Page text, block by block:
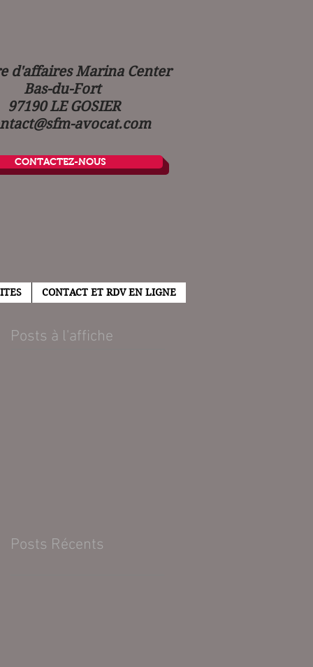
d'affaires Marina Center
Bas-du-Fort
97190 LE GOSIER
avocat.com
CONTACTEZ-NOUS
CONTACT ET RDV EN LIGNE
Posts à l'affiche
Posts Récents